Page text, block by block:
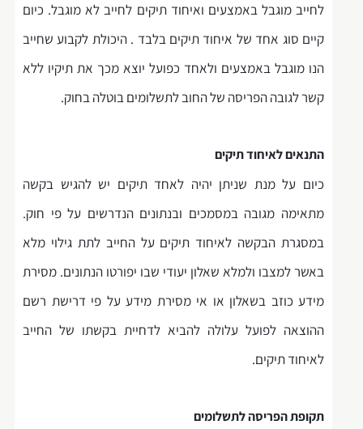
לחייב מוגבל באמצעים ואיחוד תיקים לחייב לא מוגבל. כיום
קיים סוג אחד של איחוד תיקים בלבד . היכולת לקבוע שחייב
הנו מוגבל באמצעים ולאחד כפועל יוצא מכך את תיקיו ללא
קשר לגובה הפריסה של החוב לתשלומים בוטלה בחוק.
התנאים לאיחוד תיקים
כיום על מנת שניתן יהיה לאחד תיקים יש להגיש בקשה
מתאימה מגובה במסמכים ובנתונים הנדרשים על פי חוק.
במסגרת הבקשה לאיחוד תיקים על החייב לתת גילוי מלא
באשר למצבו ולמלא שאלון יעודי שבו יפורטו הנתונים. מסירת
מידע כוזב בשאלון או אי מסירת מידע על פי דרישת רשם
ההוצאה לפועל עלולה להביא לדחיית בקשתו של החייב
לאיחוד תיקים.
תקופת הפריסה לתשלומים